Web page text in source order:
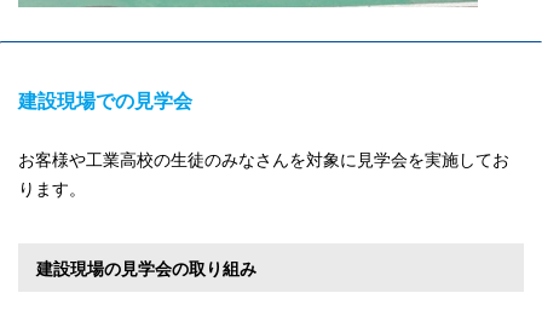
建設現場での見学会
お客様や工業高校の生徒のみなさんを対象に見学会を実施してお
ります。
建設現場の見学会の取り組み